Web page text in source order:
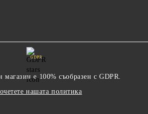
GDPR
е 100% съобразен с GDPR.
нашата политика